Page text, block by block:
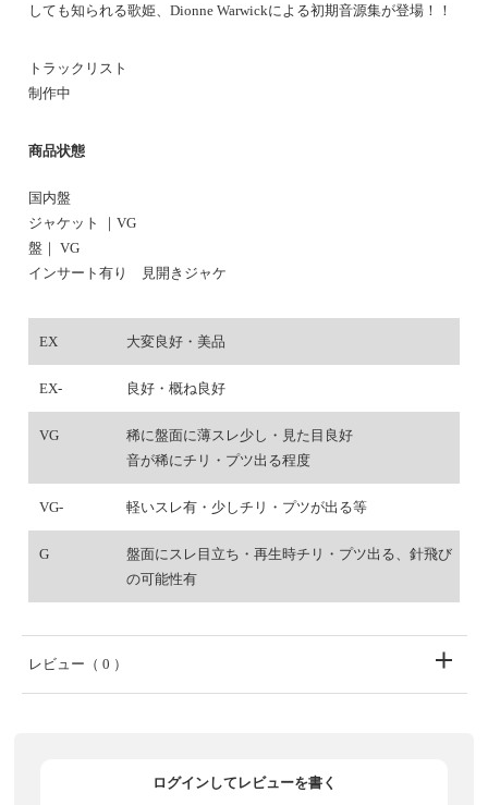
しても知られる歌姫、Dionne Warwickによる初期音源集が登場！！
トラックリスト
制作中
商品状態
国内盤
ジャケット ｜VG
盤｜ VG
インサート有り 見開きジャケ
EX 大変良好・美品
EX- 良好・概ね良好
VG
稀に盤面に薄スレ少し・見た目良好
音が稀にチリ・プツ出る程度
VG- 軽いスレ有・少しチリ・プツが出る等
G
盤面にスレ目立ち・再生時チリ・プツ出る、針飛び
の可能性有
レビュー （ 0 ）
ログインしてレビューを書く